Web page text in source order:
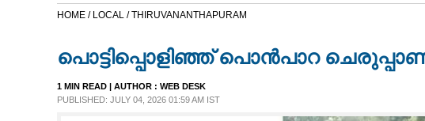
NEWS 360
CASE DIARY
HOME / LOCAL /THIRUVANANTHAPURAM
പൊട്ടിപ്പൊളിഞ്ഞ് പൊൻപാറ
1 MIN READ | AUTHOR : WEB DESK
PUBLISHED: JULY 04, 2026 01:59 AM IST